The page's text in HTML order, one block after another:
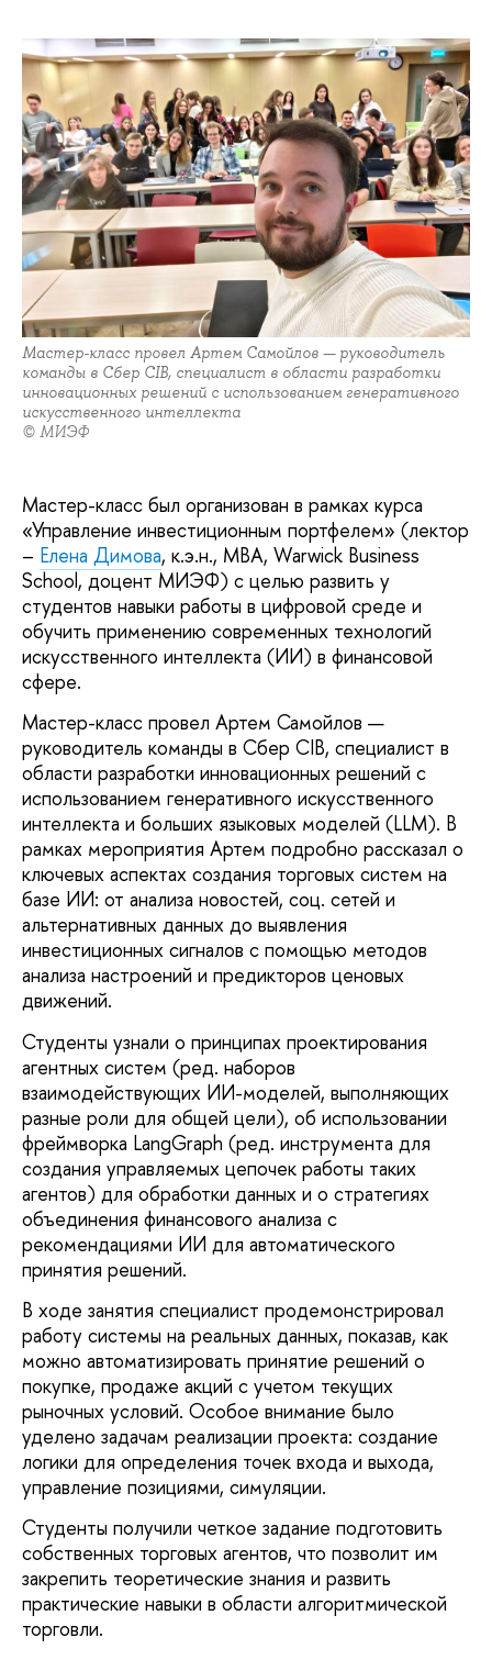
Мастер-класс провел Артем Самойлов — руководитель
команды в Сбер CIB, специалист в области разработки
инновационных решений с использованием генеративного
искусственного интеллекта
© МИЭФ
Мастер-класс был организован в рамках курса
«Управление инвестиционным портфелем» (лектор
– Елена Димова, к.э.н., MBA, Warwick Business
School, доцент МИЭФ) с целью развить у
студентов навыки работы в цифровой среде и
обучить применению современных технологий
искусственного интеллекта (ИИ) в финансовой
сфере.
Мастер-класс провел Артем Самойлов —
руководитель команды в Сбер CIB, специалист в
области разработки инновационных решений с
использованием генеративного искусственного
интеллекта и больших языковых моделей (LLM). В
рамках мероприятия Артем подробно рассказал о
ключевых аспектах создания торговых систем на
базе ИИ: от анализа новостей, соц. сетей и
альтернативных данных до выявления
инвестиционных сигналов с помощью методов
анализа настроений и предикторов ценовых
движений.
Студенты узнали о принципах проектирования
агентных систем (ред. наборов
взаимодействующих ИИ-моделей, выполняющих
разные роли для общей цели), об использовании
фреймворка LangGraph (ред. инструмента для
создания управляемых цепочек работы таких
агентов) для обработки данных и о стратегиях
объединения финансового анализа с
рекомендациями ИИ для автоматического
принятия решений.
В ходе занятия специалист продемонстрировал
работу системы на реальных данных, показав, как
можно автоматизировать принятие решений о
покупке, продаже акций с учетом текущих
рыночных условий. Особое внимание было
уделено задачам реализации проекта: создание
логики для определения точек входа и выхода,
управление позициями, симуляции.
Студенты получили четкое задание подготовить
собственных торговых агентов, что позволит им
закрепить теоретические знания и развить
практические навыки в области алгоритмической
торговли.